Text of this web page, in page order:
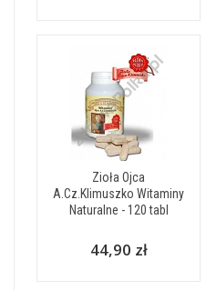
Zioła Ojca
A.Cz.Klimuszko Witaminy
Naturalne - 120 tabl
44,90 zł